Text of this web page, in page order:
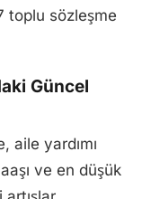
toplu sözleşme
Güncel
aile yardımı
ve en düşük